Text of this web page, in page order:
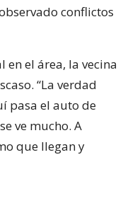
conflictos
en el área, la vecina
“La verdad
pasa el auto de
ve mucho. A
que llegan y